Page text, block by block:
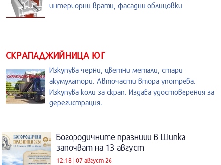
интериорни врати, фасадни облицовки
СКРАПАДЖИЙНИЦА ЮГ
Изкупува черни, цветни метали, стари
акумулатори. Авточасти втора употреба.
Изкупува коли за скрап. Издава удостоверения за
дерегистрация.
Богородичните празници в Шипка
започват на 13 август
12:18 | 07 август 26